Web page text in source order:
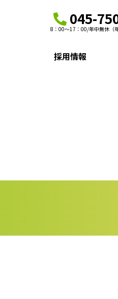
045-
8：00～17：00/年中無休（
採用情報